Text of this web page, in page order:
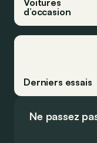
Voitures
d’occasion
Derniers essais
Ne passez